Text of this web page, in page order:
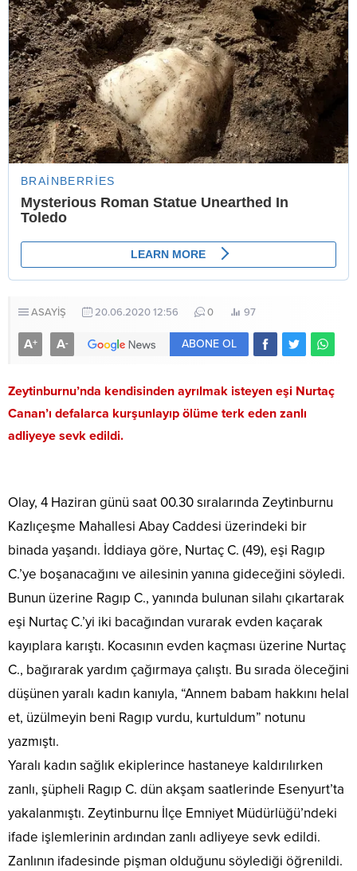
ASAYİŞ 20.06.2020 12:56 0 97
A+ A- ABONE OL
Zeytinburnu’nda kendisinden ayrılmak isteyen eşi Nurtaç
Canan’ı defalarca kurşunlayıp ölüme terk eden zanlı
adliyeye sevk edildi.
Olay, 4 Haziran günü saat 00.30 sıralarında Zeytinburnu
Kazlıçeşme Mahallesi Abay Caddesi üzerindeki bir
binada yaşandı. İddiaya göre, Nurtaç C. (49), eşi Ragıp
C.’ye boşanacağını ve ailesinin yanına gideceğini söyledi.
Bunun üzerine Ragıp C., yanında bulunan silahı çıkartarak
eşi Nurtaç C.’yi iki bacağından vurarak evden kaçarak
kayıplara karıştı. Kocasının evden kaçması üzerine Nurtaç
C., bağırarak yardım çağırmaya çalıştı. Bu sırada öleceğini
düşünen yaralı kadın kanıyla, “Annem babam hakkını helal
et, üzülmeyin beni Ragıp vurdu, kurtuldum” notunu
yazmıştı.
Yaralı kadın sağlık ekiplerince hastaneye kaldırılırken
zanlı, şüpheli Ragıp C. dün akşam saatlerinde Esenyurt’ta
yakalanmıştı. Zeytinburnu İlçe Emniyet Müdürlüğü’ndeki
ifade işlemlerinin ardından zanlı adliyeye sevk edildi.
Zanlının ifadesinde pişman olduğunu söylediği öğrenildi.